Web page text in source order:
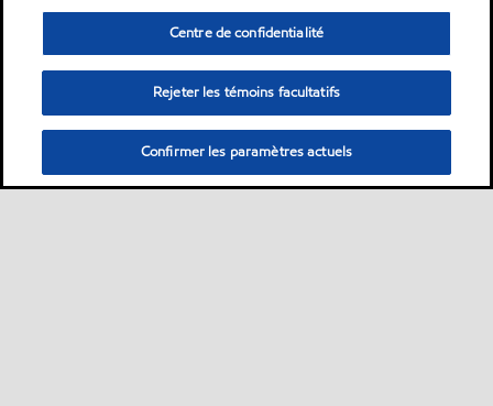
Centre de confidentialité
Rejeter les témoins facultatifs
Confirmer les paramètres actuels